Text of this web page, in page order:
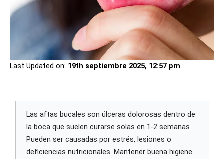
Last Updated on: 19th septiembre 2025, 12:57 pm
Las aftas bucales son úlceras dolorosas dentro de
la boca que suelen curarse solas en 1-2 semanas.
Pueden ser causadas por estrés, lesiones o
deficiencias nutricionales. Mantener buena higiene